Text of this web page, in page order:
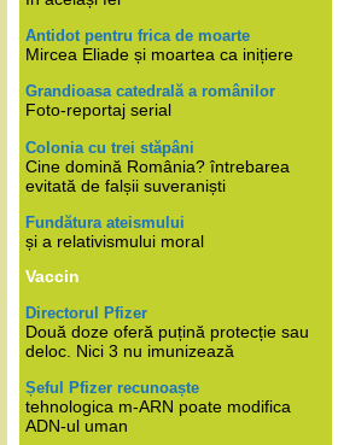
Antidot pentru frica de moarte
Mircea Eliade și moartea ca inițiere
Grandioasa catedrală a românilor
Foto-reportaj serial
Colonia cu trei stăpâni
Cine domină România? întrebarea
evitată de falșii suveraniști
Fundătura ateismului
și a relativismului moral
Vaccin
Directorul Pfizer
Două doze oferă puțină protecție sau
deloc. Nici 3 nu imunizează
Șeful Pfizer recunoaște
tehnologica m-ARN poate modifica
ADN-ul uman